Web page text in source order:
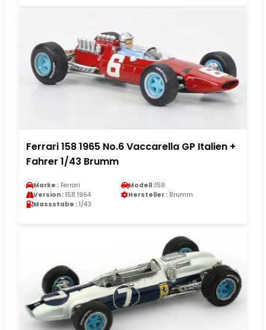
Ferrari 158 1965 No.6 Vaccarella GP Italien +
Fahrer 1/43 Brumm
Marke : Ferrari Modell :158
Version : 158 1964 Hersteller : Brumm
Massstabe : 1/43